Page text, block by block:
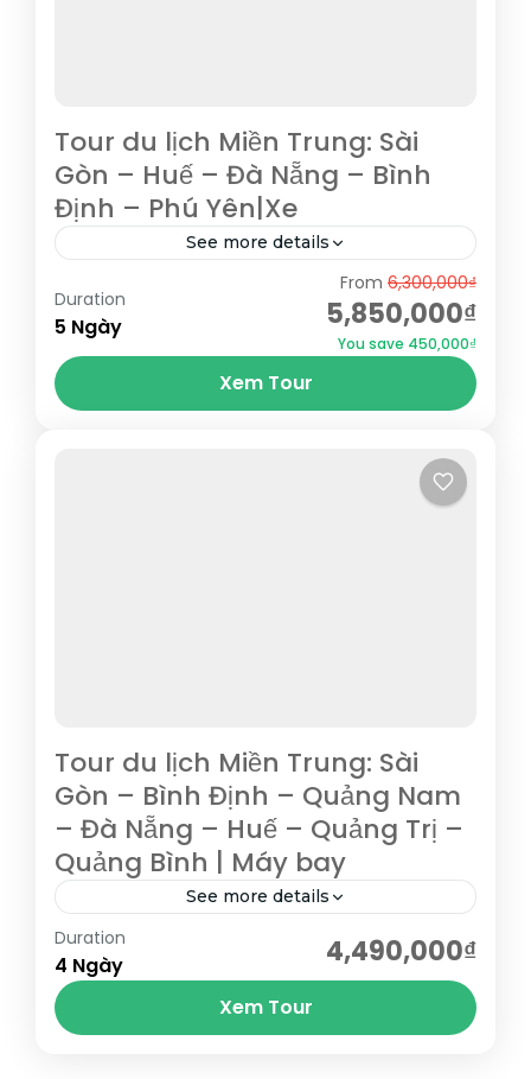
Tour du lịch Miền Trung: Sài
Gòn – Huế – Đà Nẵng – Bình
Định – Phú Yên|Xe
See more details
Hành trình sẽ đưa Quý khách đi qua rất
nhiều địa danh: Nha Trang, Tuy Hòa, Quy
Nhơn, Bình Định, Huế, Hội An, Đà Nẵng...
Bình Định,Đà Nẵng,Hội An,Huế,Phú Yên,Quảng
Duration
5 Ngày
From 6,300,000₫
5,850,000₫
You save 450,000₫
Xem Tour
Tour du lịch Miền Trung: Sài
Gòn – Bình Định – Quảng Nam
– Đà Nẵng – Huế – Quảng Trị –
Quảng Bình | Máy bay
See more details
Tham quan Bà Nà Hill – chốn bồng lai tiên
cảnh của Đà Nẵng, lá phổi xanh của miền
Trung, hòn ngọc khí hậu của...
Duration
4 Ngày 4,490,000₫
Xem Tour